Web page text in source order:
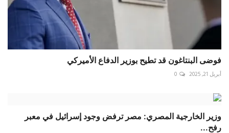
فوضى البنتاغون قد تطيح بوزير الدفاع الأميركي
أبريل 21, 2025 0
وزير الخارجية المصري: مصر ترفض وجود إسرائيل في معبر
رفح...